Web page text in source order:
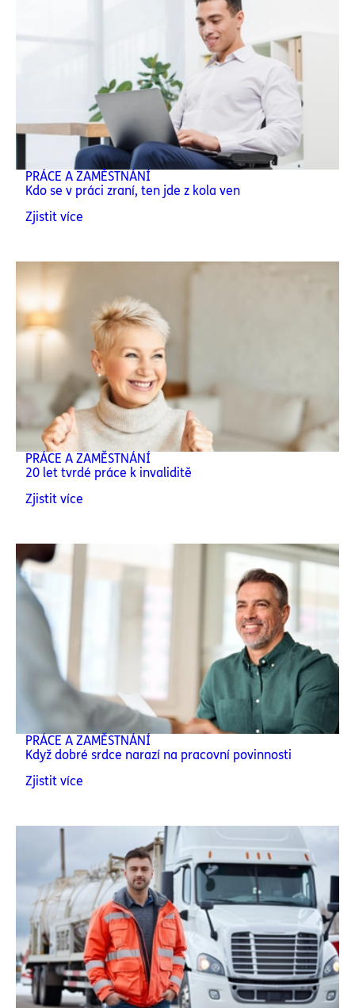
PRÁCE A ZAMĚSTNÁNÍ
Kdo se v práci zraní, ten jde z kola ven
Zjistit více
PRÁCE A ZAMĚSTNÁNÍ
20 let tvrdé práce k invaliditě
Zjistit více
PRÁCE A ZAMĚSTNÁNÍ
Když dobré srdce narazí na pracovní povinnosti
Zjistit více